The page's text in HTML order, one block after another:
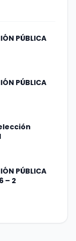
PÚBLICA
PÚBLICA
PÚBLICA
– 2